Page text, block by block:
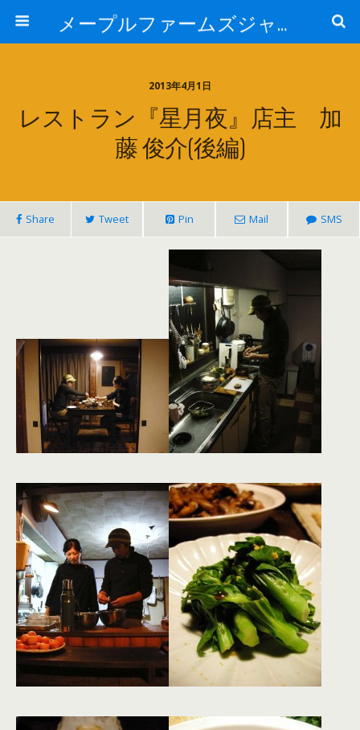
メープルファームズジャパン
2013年4月1日
レストラン『星月夜』店主 加
藤 俊介(後編)
Share Tweet Pin Mail SMS